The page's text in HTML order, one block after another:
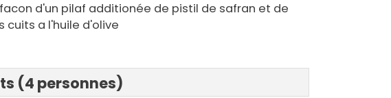
d'un pilaf additionée de pistil de safran et de
cuits a l'huile d'olive
(4 personnes)